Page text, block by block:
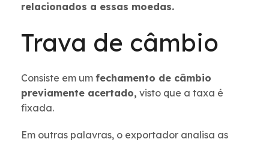
relacionados a essas moedas.
Trava de câmbio
Consiste em um fechamento de câmbio
previamente acertado, visto que a taxa é
fixada.
Em outras palavras, o exportador analisa as